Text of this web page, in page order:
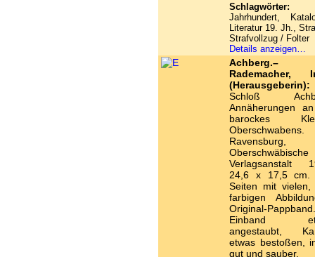
Schlagwörter:
Jahrhundert,
Literatur 19. Jh.,
Strafvollzug / Folter
Details anzeigen…
Achberg.–
Rademacher,
(Herausgeberin):
Schloß
Annäherungen
barockes
Oberschwabens.
Ravensburg,
Oberschwäbische
Verlagsanstalt
24,6 x 17,5 cm.
Seiten mit vielen,
farbigen
Original-Pappband.
Einband
angestaubt,
etwas bestoßen,
gut und sauber.